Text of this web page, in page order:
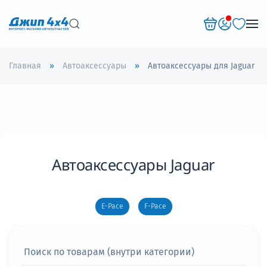
Перейти к содержимому
Главная Автоаксессуары Автоаксессуары для Jaguar
Автоаксессуары Jaguar
E-Pace F-Pace